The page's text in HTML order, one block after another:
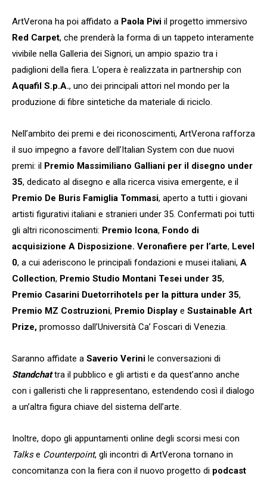
ArtVerona ha poi affidato a Paola Pivi il progetto immersivo
Red Carpet, che prenderà la forma di un tappeto interamente
vivibile nella Galleria dei Signori, un ampio spazio tra i
padiglioni della fiera. L’opera è realizzata in partnership con
Aquafil S.p.A., uno dei principali attori nel mondo per la
produzione di fibre sintetiche da materiale di riciclo.
Nell’ambito dei premi e dei riconoscimenti, ArtVerona rafforza
il suo impegno a favore dell’Italian System con due nuovi
premi: il Premio Massimiliano Galliani per il disegno under
35, dedicato al disegno e alla ricerca visiva emergente, e il
Premio De Buris Famiglia Tommasi, aperto a tutti i giovani
artisti figurativi italiani e stranieri under 35. Confermati poi tutti
gli altri riconoscimenti: Premio Icona, Fondo di
acquisizione A Disposizione. Veronafiere per l’arte, Level
0, a cui aderiscono le principali fondazioni e musei italiani, A
Collection, Premio Studio Montani Tesei under 35,
Premio Casarini Duetorrihotels per la pittura under 35,
Premio MZ Costruzioni, Premio Display e Sustainable Art
Prize, promosso dall’Università Ca’ Foscari di Venezia.
Saranno affidate a Saverio Verini le conversazioni di
Standchattra il pubblico e gli artisti e da quest’anno anche
con i galleristi che li rappresentano, estendendo così il dialogo
a un’altra figura chiave del sistema dell’arte.
Inoltre, dopo gli appuntamenti online degli scorsi mesi con
Talkse Counterpoint, gli incontri di ArtVerona tornano in
concomitanza con la fiera con il nuovo progetto di podcast